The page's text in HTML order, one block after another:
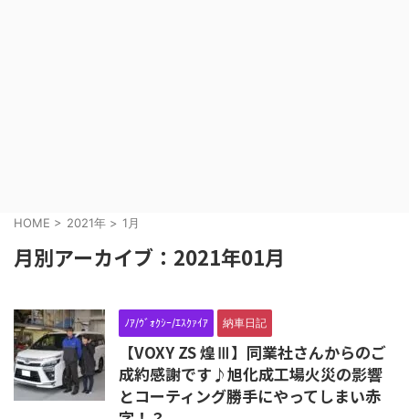
HOME > 2021年 > 1月
月別アーカイブ：2021年01月
ﾉｱ/ｳﾞｫｸｼｰ/ｴｽｸｧｲｱ 納車日記
【VOXY ZS 煌Ⅲ】同業社さんからのご
成約感謝です♪旭化成工場火災の影響
とコーティング勝手にやってしまい赤